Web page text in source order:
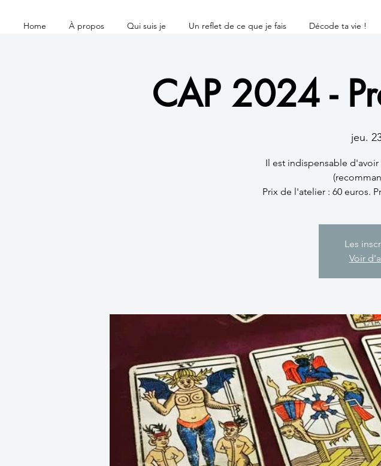
Home À propos Qui suis je Un reflet de ce que je fais Décode ta vie !
CAP 2024 -
jeu.
Il est indispensable
Les
Voir